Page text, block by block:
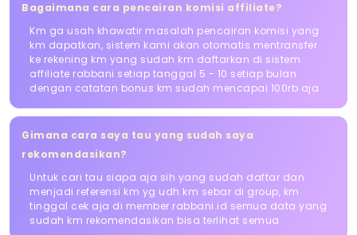
Bagaimana cara pencairan komisi affiliate?
Km ga usah khawatir masalah pencairan komisi yang
km dapatkan, sistem kami akan otomatis mentransfer
ke rekening km yang sudah km daftarkan di sistem
affiliate rabbani setiap tanggal 5 - 10 setiap bulan
dengan catatan bonus km sudah mencapai 100rb aja
Gimana cara saya tau yang sudah saya
rekomendasikan?
Untuk cari tau siapa aja sih yang sudah daftar dan
menjadi referensi km yg udh km sebar di group, km
tinggal cek aja di member.rabbani.id semua data yang
sudah km rekomendasikan bisa terlihat semua